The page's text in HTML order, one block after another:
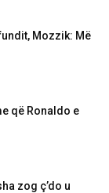
Mozzik: Më
që Ronaldo e
zog ç’do u